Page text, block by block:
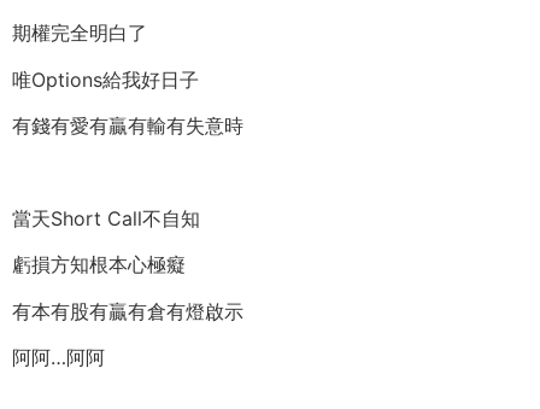
期權完全明白了
唯Options給我好日子
有錢有愛有贏有輸有失意時
當天Short Call不自知
虧損方知根本心極癡
有本有股有贏有倉有燈啟示
阿阿…阿阿